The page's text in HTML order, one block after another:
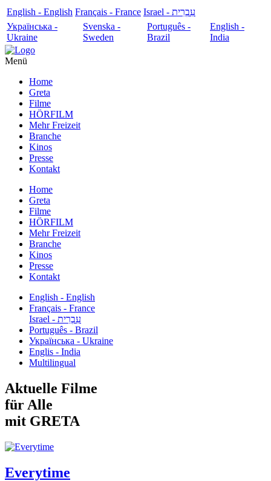
English - English Français - France
עִבְרִית - Israel
Українська -
Ukraine
Svenska -
Sweden
Português -
Brazil
English -
India
Menü
Home
Greta
Filme
HÖRFILM
Mehr Freizeit
Branche
Kinos
Presse
Kontakt
Home
Greta
Filme
HÖRFILM
Mehr Freizeit
Branche
Kinos
Presse
Kontakt
English - English
Français - France
עִבְרִית - Israel
Português - Brazil
Українська - Ukraine
Englis - India
Multilingual
Aktuelle Filme
für Alle
mit GRETA
Everytime